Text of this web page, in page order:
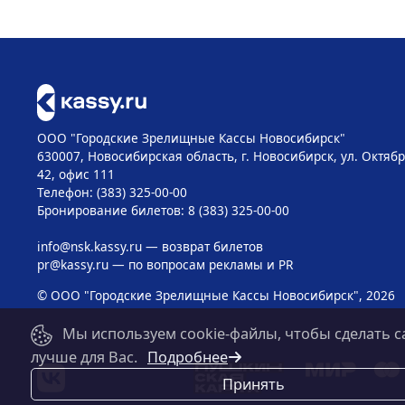
ООО "Городские Зрелищные Кассы Новосибирск"
630007, Новосибирская область, г. Новосибирск, ул.
42, офис 111
Телефон: (383) 325-00-00
Бронирование билетов: 8 (383) 325-00-00
info@nsk.kassy.ru— возврат билетов
pr@kassy.ru— по вопросам рекламы и PR
© ООО "Городские Зрелищные Кассы Новосибирск", 2026
Мы используем cookie-файлы, чтобы сделать
лучше для Вас. Подробнее
Принять